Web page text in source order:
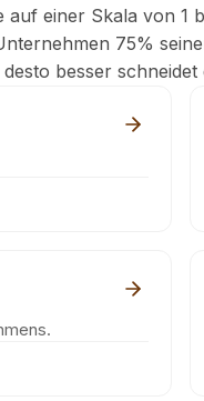
einer Skala von 1
75%
besser